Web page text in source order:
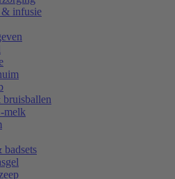
& infusie
melk